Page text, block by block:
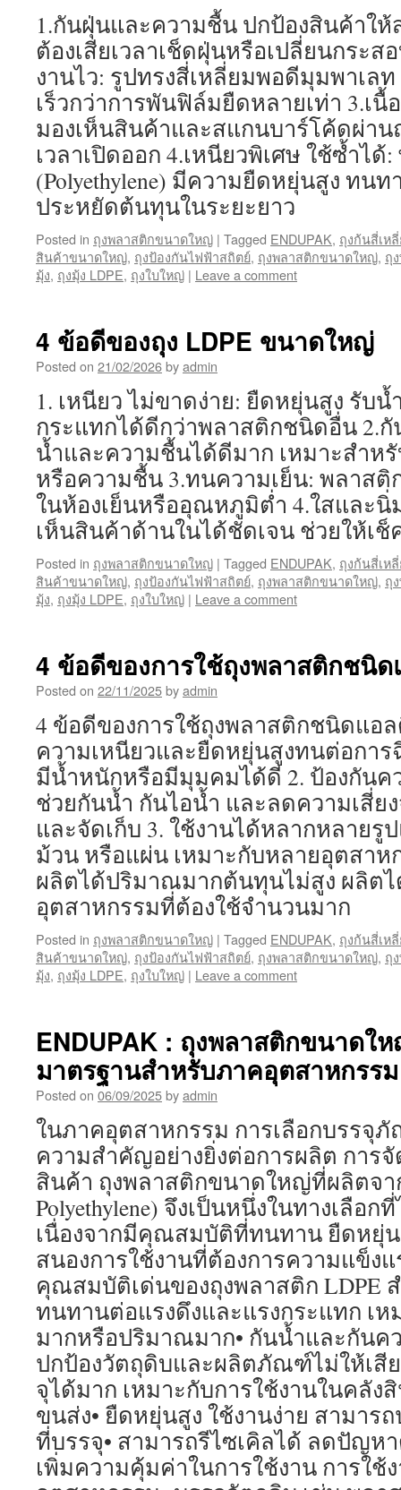
1.กันฝุ่นและความชื้น ปกป้องสินค้าใ
ต้องเสียเวลาเช็ดฝุ่นหรือเปลี่ยนกระส
งานไว: รูปทรงสี่เหลี่ยมพอดีมุมพาเล
เร็วกว่าการพันฟิล์มยืดหลายเท่า 3.เนื้
มองเห็นสินค้าและสแกนบาร์โค้ดผ่าน
เวลาเปิดออก 4.เหนียวพิเศษ ใช้ซ้ำได้
(Polyethylene) มีความยืดหยุ่นสูง ทน
ประหยัดต้นทุนในระยะยาว
Posted in ถุงพลาสติกขนาดใหญ่ | Tagged ENDUPAK, ถุงก้นสี่เห
สินค้าขนาดใหญ่, ถุงป้องกันไฟฟ้าสถิตย์, ถุงพลาสติกขนาดใหญ่, ถุ
มุ้ง, ถุงมุ้ง LDPE, ถุงใบใหญ่ | Leave a comment
4 ข้อดีของถุง LDPE ขนาดใหญ่
Posted on 21/02/2026byadmin
1. เหนียว ไม่ขาดง่าย: ยืดหยุ่นสูง รับ
กระแทกได้ดีกว่าพลาสติกชนิดอื่น 2.
น้ำและความชื้นได้ดีมาก เหมาะสำห
หรือความชื้น 3.ทนความเย็น: พลาสติ
ในห้องเย็นหรืออุณหภูมิต่ำ 4.ใสและนิ่
เห็นสินค้าด้านในได้ชัดเจน ช่วยให้เช็
Posted in ถุงพลาสติกขนาดใหญ่ | Tagged ENDUPAK, ถุงก้นสี่เห
สินค้าขนาดใหญ่, ถุงป้องกันไฟฟ้าสถิตย์, ถุงพลาสติกขนาดใหญ่, ถุ
มุ้ง, ถุงมุ้ง LDPE, ถุงใบใหญ่ | Leave a comment
4 ข้อดีของการใช้ถุงพลาสติกชนิด
Posted on 22/11/2025byadmin
4 ข้อดีของการใช้ถุงพลาสติกชนิดแอล
ความเหนียวและยืดหยุ่นสูงทนต่อกา
มีน้ำหนักหรือมีมุมคมได้ดี 2. ป้องกันค
ช่วยกันน้ำ กันไอน้ำ และลดความเสี่ย
และจัดเก็บ 3. ใช้งานได้หลากหลาย
ม้วน หรือแผ่น เหมาะกับหลายอุตสาห
ผลิตได้ปริมาณมากต้นทุนไม่สูง ผลิตไ
อุตสาหกรรมที่ต้องใช้จำนวนมาก
Posted in ถุงพลาสติกขนาดใหญ่ | Tagged ENDUPAK, ถุงก้นสี่เห
สินค้าขนาดใหญ่, ถุงป้องกันไฟฟ้าสถิตย์, ถุงพลาสติกขนาดใหญ่, ถุ
มุ้ง, ถุงมุ้ง LDPE, ถุงใบใหญ่ | Leave a comment
ENDUPAK : ถุงพลาสติกขนาดใ
มาตรฐานสำหรับภาคอุตสาหกรรม
Posted on 06/09/2025byadmin
ในภาคอุตสาหกรรม การเลือกบรรจุ
ความสำคัญอย่างยิ่งต่อการผลิต การ
สินค้า ถุงพลาสติกขนาดใหญ่ที่ผลิตจาก
Polyethylene) จึงเป็นหนึ่งในทางเลือ
เนื่องจากมีคุณสมบัติที่ทนทาน ยืดหยุ่
สนองการใช้งานที่ต้องการความแข็ง
คุณสมบัติเด่นของถุงพลาสติก LDPE
ทนทานต่อแรงดึงและแรงกระแทก เ
มากหรือปริมาณมาก• กันน้ำและกันค
ปกป้องวัตถุดิบและผลิตภัณฑ์ไม่ให้เสี
จุได้มาก เหมาะกับการใช้งานในคลัง
ขนส่ง• ยืดหยุ่นสูง ใช้งานง่าย สามาร
ที่บรรจุ• สามารถรีไซเคิลได้ ลดปัญห
เพิ่มความคุ้มค่าในการใช้งาน การใช้